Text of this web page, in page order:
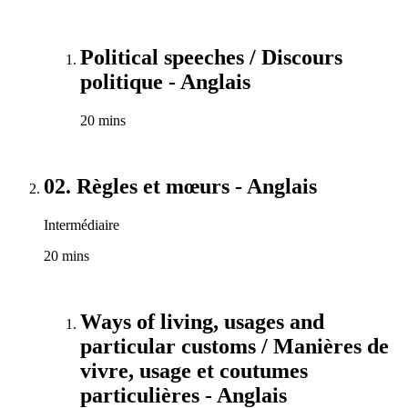
Political speeches / Discours
politique - Anglais
20 mins
02. Règles et mœurs - Anglais
Intermédiaire
20 mins
Ways of living, usages and
particular customs / Manières de
vivre, usage et coutumes
particulières - Anglais